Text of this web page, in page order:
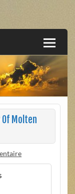
Molten